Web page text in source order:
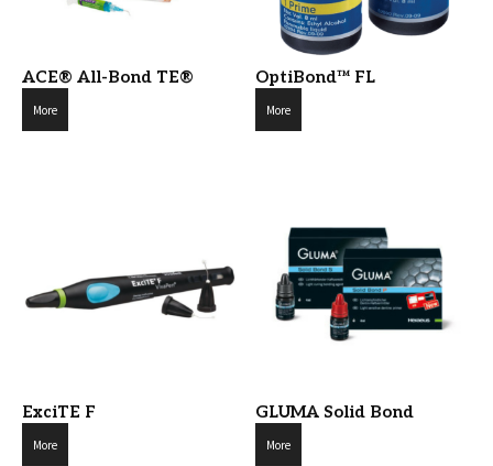
ACE® All-Bond TE®
More
OptiBond™ FL
More
ExciTE F
More
GLUMA Solid Bond
More